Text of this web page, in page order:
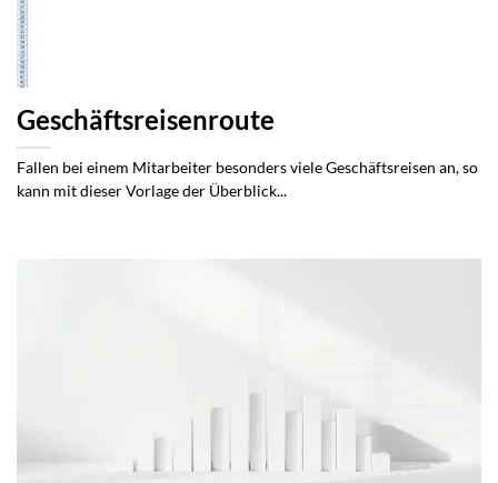
Geschäftsreisenroute
Fallen bei einem Mitarbeiter besonders viele Geschäftsreisen an, so
kann mit dieser Vorlage der Überblick...